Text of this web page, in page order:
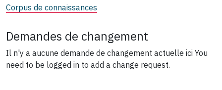
Corpus de connaissances
Demandes de changement
Il n'y a aucune demande de changement actuelle ici You
need to be logged in to add a change request.